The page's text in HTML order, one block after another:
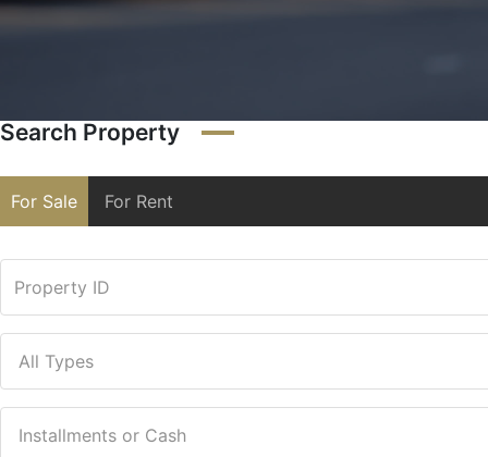
Search Property
For Sale For Rent